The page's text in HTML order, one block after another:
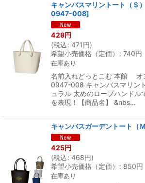
キャンバスマリントート（Ｓ
0947-008]
428円
(税込: 471円)
希望小売価格（定価）
: 740円
在庫あり
名前入れどっとこむ 本館 オ
0947-008 キャンバスマリン
ュラル 太めのロープハンド
を表現！【商品名】 &nbs…
キャンバスガーデントート（Ｍ
425円
(税込: 468円)
希望小売価格（定価）
: 850円
在庫あり